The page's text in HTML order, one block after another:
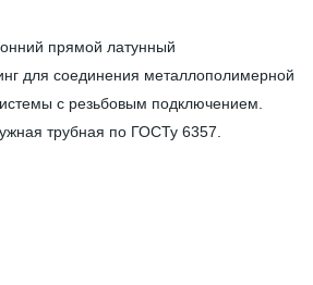
прямой латунный
для соединения металлополимерной
с резьбовым подключением.
трубная по ГОСТу 6357.